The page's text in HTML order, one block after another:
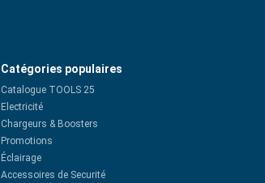
Catégories populaires
Catalogue TOOLS 25
Electricité
Chargeurs & Boosters
Promotions
Éclairage
Accessoires de Securité